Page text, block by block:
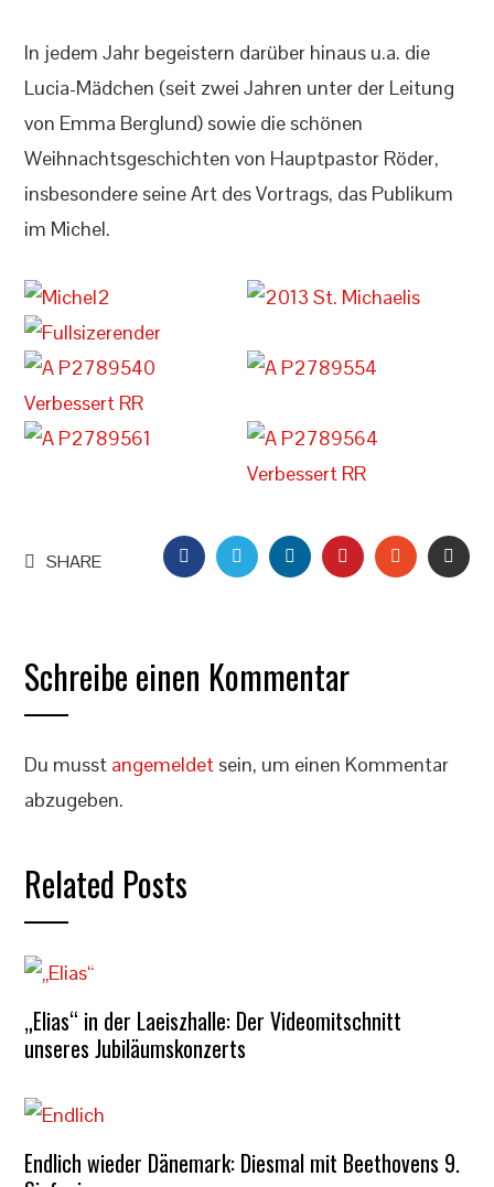
In jedem Jahr begeistern darüber hinaus u.a. die
Lucia-Mädchen (seit zwei Jahren unter der Leitung
von Emma Berglund) sowie die schönen
Weihnachtsgeschichten von Hauptpastor Röder,
insbesondere seine Art des Vortrags, das Publikum
im Michel.
SHARE FACEBOOKTWITTERLINKEDINPINTEREST
Schreibe einen Kommentar
Du musst angemeldet sein, um einen Kommentar
abzugeben.
Related Posts
„Elias“ in der Laeiszhalle: Der Videomitschnitt
unseres Jubiläumskonzerts
Endlich wieder Dänemark: Diesmal mit Beethovens 9.